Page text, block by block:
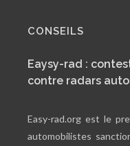
CONSEILS
Eaysy-rad :
contre radars
Easy-rad.org est le
automobilistes